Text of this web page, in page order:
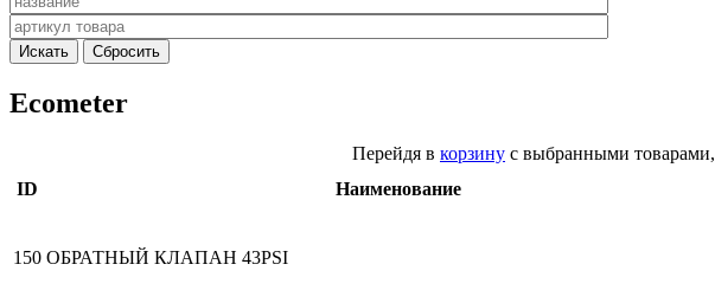
Ecometer
Перейдя в корзину с выбранными товарами,
ID
Наименование
150 ОБРАТНЫЙ КЛАПАН 43PSI